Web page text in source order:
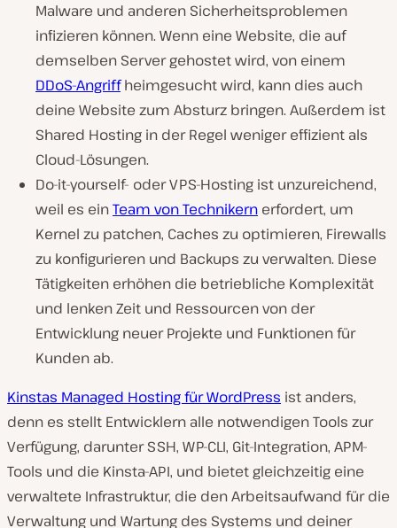
Malware und anderen Sicherheitsproblemen
infizieren können. Wenn eine Website, die auf
demselben Server gehostet wird, von einem
DDoS-Angriffheimgesucht wird, kann dies auch
deine Website zum Absturz bringen. Außerdem ist
Shared Hosting in der Regel weniger effizient als
Cloud-Lösungen.
Do-it-yourself- oder VPS-Hosting ist unzureichend,
weil es einTeam von Technikern erfordert, um
Kernel zu patchen, Caches zu optimieren, Firewalls
zu konfigurieren und Backups zu verwalten. Diese
Tätigkeiten erhöhen die betriebliche Komplexität
und lenken Zeit und Ressourcen von der
Entwicklung neuer Projekte und Funktionen für
Kunden ab.
Kinstas Managed Hosting für WordPress ist anders,
denn es stellt Entwicklern alle notwendigen Tools zur
Verfügung, darunter SSH, WP-CLI, Git-Integration, APM-
Tools und die Kinsta-API, und bietet gleichzeitig eine
verwaltete Infrastruktur, die den Arbeitsaufwand für die
Verwaltung und Wartung des Systems und deiner